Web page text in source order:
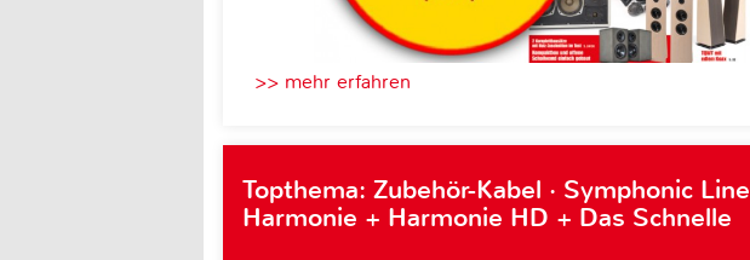
>> mehr erfahren
Topthema: Zubehör-Kabel · Symphonic Line
Harmonie + Harmonie HD + Das Schnelle